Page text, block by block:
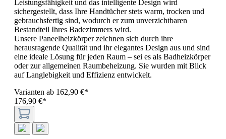
Leistungsfähigkeit und das intelligente Design wird
sichergestellt, dass Ihre Handtücher stets warm, trocken und
gebrauchsfertig sind, wodurch er zum unverzichtbaren
Bestandteil Ihres Badezimmers wird.
Unsere Paneelheizkörper zeichnen sich durch ihre
herausragende Qualität und ihr elegantes Design aus und sind
eine ideale Lösung für jeden Raum – sei es als Badheizkörper
oder zur allgemeinen Raumbeheizung. Sie wurden mit Blick
auf Langlebigkeit und Effizienz entwickelt.
Varianten ab 162,90 €*
176,90 €*